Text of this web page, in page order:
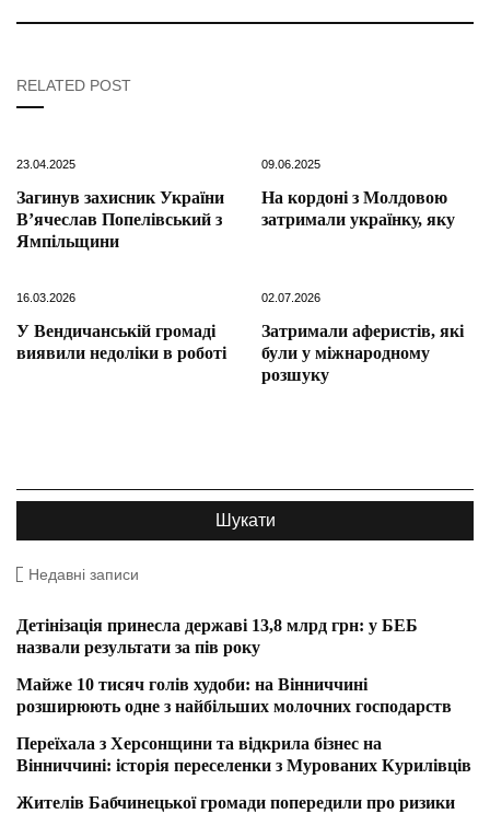
RELATED POST
23.04.2025
Загинув захисник України
В’ячеслав Попелівський з
Ямпільщини
09.06.2025
На кордоні з Молдовою
затримали українку, яку
16.03.2026
У Вендичанській громаді
виявили недоліки в роботі
02.07.2026
Затримали аферистів, які
були у міжнародному
розшуку
Недавні записи
Детінізація принесла державі 13,8 млрд грн: у БЕБ
назвали результати за пів року
Майже 10 тисяч голів худоби: на Вінниччині
розширюють одне з найбільших молочних господарств
Переїхала з Херсонщини та відкрила бізнес на
Вінниччині: історія переселенки з Мурованих Курилівців
Жителів Бабчинецької громади попередили про ризики